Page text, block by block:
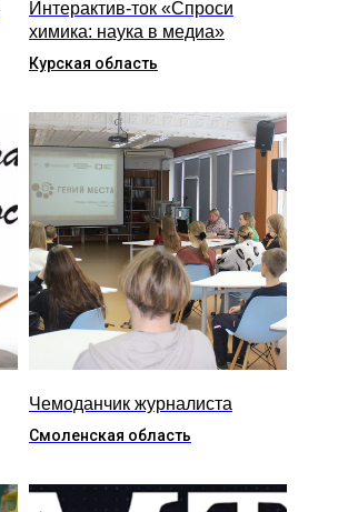
Интерактив-ток «Спроси
химика: наука в медиа»
Курская область
Чемоданчик журналиста
Смоленская область